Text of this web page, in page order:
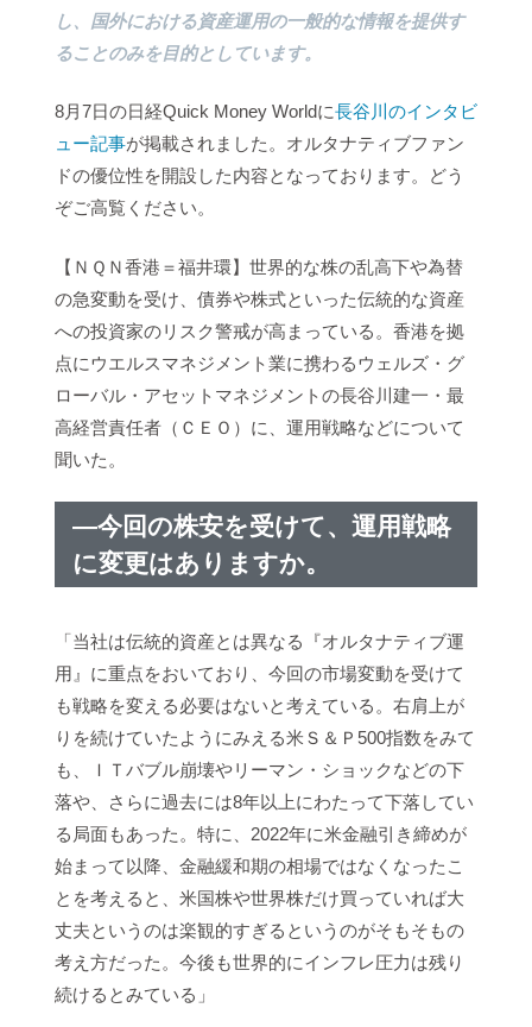
し、国外における資産運用の一般的な情報を提供す
ることのみを目的としています。
8月7日の日経Quick Money Worldに長谷川のインタビ
ュー記事が掲載されました。オルタナティブファン
ドの優位性を開設した内容となっております。どう
ぞご高覧ください。
【ＮＱＮ香港＝福井環】世界的な株の乱高下や為替
の急変動を受け、債券や株式といった伝統的な資産
への投資家のリスク警戒が高まっている。香港を拠
点にウエルスマネジメント業に携わるウェルズ・グ
ローバル・アセットマネジメントの長谷川建一・最
高経営責任者（ＣＥＯ）に、運用戦略などについて
聞いた。
―今回の株安を受けて、運用戦略
に変更はありますか。
「当社は伝統的資産とは異なる『オルタナティブ運
用』に重点をおいており、今回の市場変動を受けて
も戦略を変える必要はないと考えている。右肩上が
りを続けていたようにみえる米Ｓ＆Ｐ500指数をみて
も、ＩＴバブル崩壊やリーマン・ショックなどの下
落や、さらに過去には8年以上にわたって下落してい
る局面もあった。特に、2022年に米金融引き締めが
始まって以降、金融緩和期の相場ではなくなったこ
とを考えると、米国株や世界株だけ買っていれば大
丈夫というのは楽観的すぎるというのがそもそもの
考え方だった。今後も世界的にインフレ圧力は残り
続けるとみている」